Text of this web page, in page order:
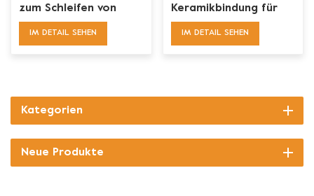
zum Schleifen von
Betonkanten
IM DETAIL SEHEN
Keramikbindung für
Handschleifer
IM DETAIL SEHEN
Kategorien
Neue Produkte